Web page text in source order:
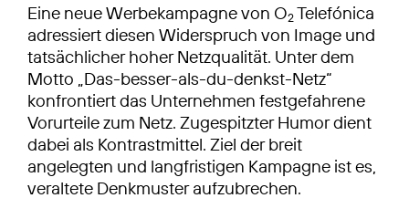
Eine neue Werbekampagne von O2Telefónica
adressiert diesen Widerspruch von Image und
tatsächlicher hoher Netzqualität. Unter dem
Motto „Das-besser-als-du-denkst-Netz“
konfrontiert das Unternehmen festgefahrene
Vorurteile zum Netz. Zugespitzter Humor dient
dabei als Kontrastmittel. Ziel der breit
angelegten und langfristigen Kampagne ist es,
veraltete Denkmuster aufzubrechen.